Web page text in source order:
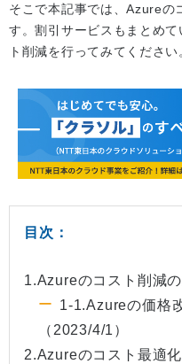
そこで本記事では、Azureの
す。割引サービスもまとめ
ト削減を行ってみてください
目次：
1.Azureのコスト削減
1-1.Azureの価格
（2023/4/1）
2.Azureのコスト最適